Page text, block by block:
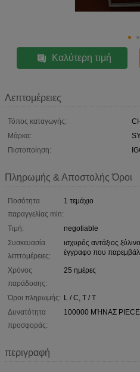
Καλύτερη τιμή
Λεπτομέρειες
Τόπος καταγωγής:
Μάρκα:
Πιστοποίηση:
Πληρωμής & Αποστολής Όροι
Ποσότητα
παραγγελίας min:
1 τεμάχιο
Τιμή:
negotiable
Συσκευασία
λεπτομέρειες:
ισχυρός αντάξιος
έγγραφο που
Χρόνος
παράδοσης:
25 ημέρες
Όροι πληρωμής: L / C, T / T
Δυνατότητα
προσφοράς:
100000 ΜΉΝΑΣ
περιγραφή